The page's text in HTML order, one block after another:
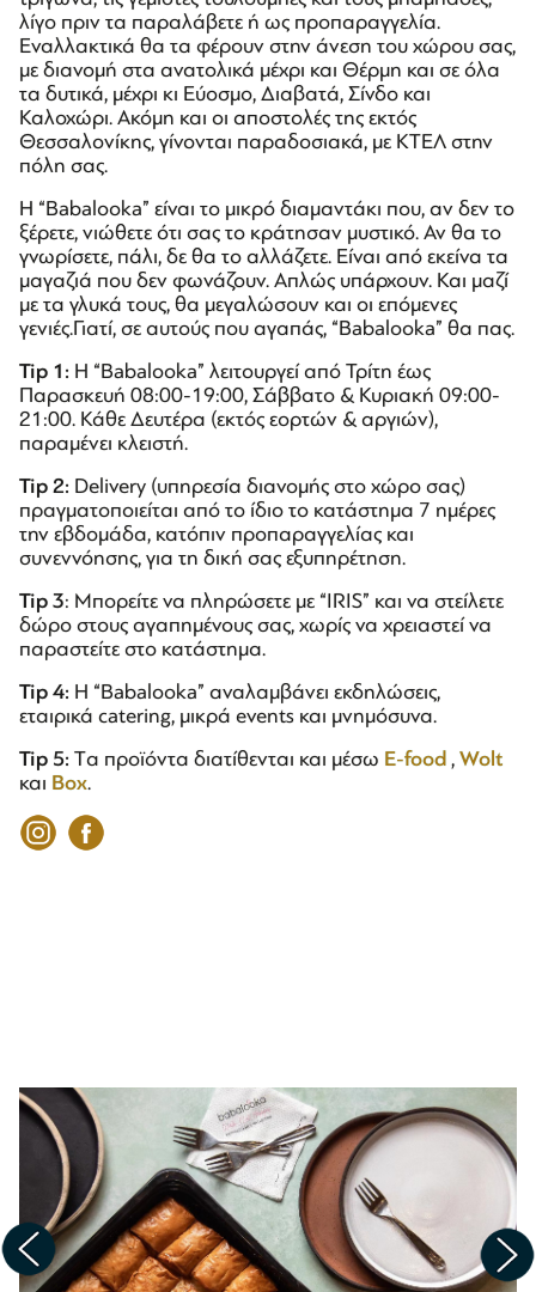
λίγο πριν τα παραλάβετε ή ως προπαραγγελία.
Εναλλακτικά θα τα φέρουν στην άνεση του χώρου σας,
με διανομή στα ανατολικά μέχρι και Θέρμη και σε όλα
τα δυτικά, μέχρι κι Εύοσμο, Διαβατά, Σίνδο και
Καλοχώρι. Ακόμη και οι αποστολές της εκτός
Θεσσαλονίκης, γίνονται παραδοσιακά, με ΚΤΕΛ στην
πόλη σας.
Η “Babalooka” είναι το μικρό διαμαντάκι που, αν δεν το
ξέρετε, νιώθετε ότι σας το κράτησαν μυστικό. Αν θα το
γνωρίσετε, πάλι, δε θα το αλλάζετε. Είναι από εκείνα τα
μαγαζιά που δεν φωνάζουν. Απλώς υπάρχουν. Και μαζί
με τα γλυκά τους, θα μεγαλώσουν και οι επόμενες
γενιές.Γιατί, σε αυτούς που αγαπάς, “Babalooka” θα πας.
Tip 1: Η “Babalooka” λειτουργεί από Τρίτη έως
Παρασκευή 08:00-19:00, Σάββατο & Κυριακή 09:00-
21:00. Κάθε Δευτέρα (εκτός εορτών & αργιών),
παραμένει κλειστή.
Tip 2: Delivery (υπηρεσία διανομής στο χώρο σας)
πραγματοποιείται από το ίδιο το κατάστημα 7 ημέρες
την εβδομάδα, κατόπιν προπαραγγελίας και
συνεννόησης, για τη δική σας εξυπηρέτηση.
Tip 3: Μπορείτε να πληρώσετε με “IRIS” και να στείλετε
δώρο στους αγαπημένους σας, χωρίς να χρειαστεί να
παραστείτε στο κατάστημα.
Tip 4: Η “Babalooka” αναλαμβάνει εκδηλώσεις,
εταιρικά catering, μικρά events και μνημόσυνα.
Tip 5: Tα προϊόντα διατίθενται και μέσω E-food , Wolt
και Box.